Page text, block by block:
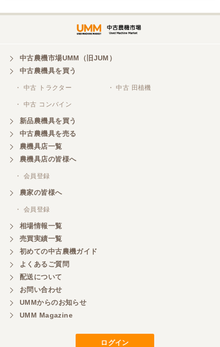
中古農機市場UMM（旧JUM）
中古農機具を買う
・ 中古 トラクター ・ 中古 田植機
・ 中古 コンバイン
新品農機具を買う
中古農機具を売る
農機具店一覧
農機具店の皆様へ
・ 会員登録
農家の皆様へ
・ 会員登録
相場情報一覧
売買実績一覧
初めての中古農機ガイド
よくあるご質問
配送について
お問い合わせ
UMMからのお知らせ
UMM Magazine
ログイン